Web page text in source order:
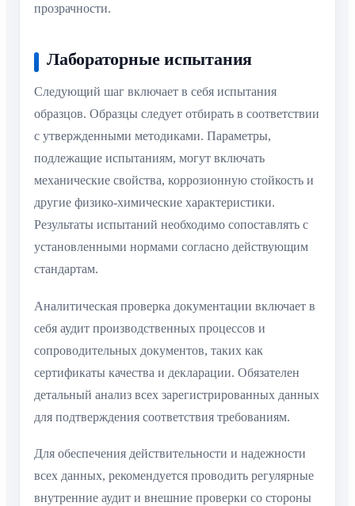
прозрачности.
Лабораторные испытания
Следующий шаг включает в себя испытания
образцов. Образцы следует отбирать в соответствии
с утвержденными методиками. Параметры,
подлежащие испытаниям, могут включать
механические свойства, коррозионную стойкость и
другие физико-химические характеристики.
Результаты испытаний необходимо сопоставлять с
установленными нормами согласно действующим
стандартам.
Аналитическая проверка документации включает в
себя аудит производственных процессов и
сопроводительных документов, таких как
сертификаты качества и декларации. Обязателен
детальный анализ всех зарегистрированных данных
для подтверждения соответствия требованиям.
Для обеспечения действительности и надежности
всех данных, рекомендуется проводить регулярные
внутренние аудит и внешние проверки со стороны